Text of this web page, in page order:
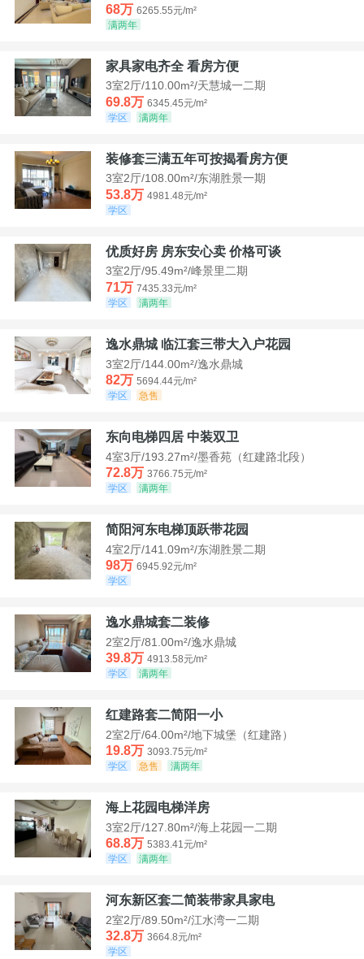
68万 6265.55元/m²
满两年
家具家电齐全 看房方便
3室2厅/110.00m²/天慧城一二期
69.8万 6345.45元/m²
学区
满两年
装修套三满五年可按揭看房方便
3室2厅/108.00m²/东湖胜景一期
53.8万 4981.48元/m²
学区
优质好房 房东安心卖 价格可谈
3室2厅/95.49m²/峰景里二期
71万 7435.33元/m²
学区
满两年
逸水鼎城 临江套三带大入户花园
3室2厅/144.00m²/逸水鼎城
82万 5694.44元/m²
学区
急售
东向电梯四居 中装双卫
4室3厅/193.27m²/墨香苑（红建路北段）
72.8万 3766.75元/m²
学区
满两年
简阳河东电梯顶跃带花园
4室2厅/141.09m²/东湖胜景二期
98万 6945.92元/m²
学区
逸水鼎城套二装修
2室2厅/81.00m²/逸水鼎城
39.8万 4913.58元/m²
学区
满两年
红建路套二简阳一小
2室2厅/64.00m²/地下城堡（红建路）
19.8万 3093.75元/m²
学区
急售 满两年
海上花园电梯洋房
3室2厅/127.80m²/海上花园一二期
68.8万 5383.41元/m²
学区
满两年
河东新区套二简装带家具家电
2室2厅/89.50m²/江水湾一二期
32.8万 3664.8元/m²
学区